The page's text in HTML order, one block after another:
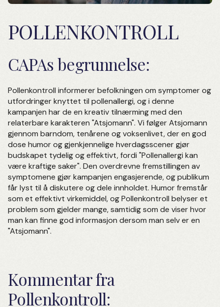
POLLENKONTROLL
CAPAs begrunnelse:
Pollenkontroll informerer befolkningen om symptomer og
utfordringer knyttet til pollenallergi, og i denne
kampanjen har de en kreativ tilnærming med den
relaterbare karakteren "Atsjomann". Vi følger Atsjomann
gjennom barndom, tenårene og voksenlivet, der en god
dose humor og gjenkjennelige hverdagsscener gjør
budskapet tydelig og effektivt, fordi "Pollenallergi kan
være kraftige saker". Den overdrevne fremstillingen av
symptomene gjør kampanjen engasjerende, og publikum
får lyst til å diskutere og dele innholdet. Humor fremstår
som et effektivt virkemiddel, og Pollenkontroll belyser et
problem som gjelder mange, samtidig som de viser hvor
man kan finne god informasjon dersom man selv er en
"Atsjomann".
Kommentar fra
Pollenkontroll: